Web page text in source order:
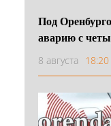
Под
аварию с
8 августа 18:20